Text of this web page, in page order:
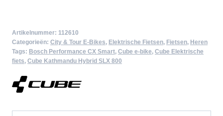
Artikelnummer: 112610
Categorieën: City & Tour E-Bikes, Elektrische Fietsen, Fietsen, Heren
Tags: Bosch Performance CX Smart, Cube e-bike, Cube Elektrische
fiets, Cube Kathmandu Hybrid SLX 800